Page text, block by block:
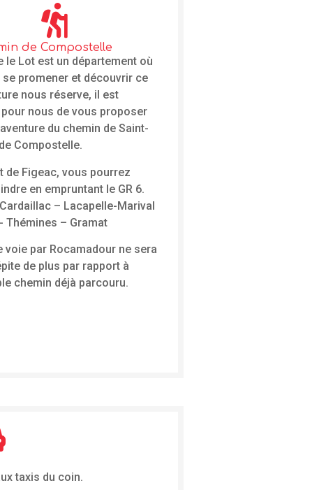
de Compostelle
le Lot est un département où
promener et découvrir ce
nous réserve, il est
nous de vous proposer
du chemin de Saint-
Compostelle.
de Figeac, vous pourrez
en empruntant le GR 6.
– Lacapelle-Marival
Thémines – Gramat
voie par Rocamadour ne sera
de plus par rapport à
chemin déjà parcouru.
taxis du coin.